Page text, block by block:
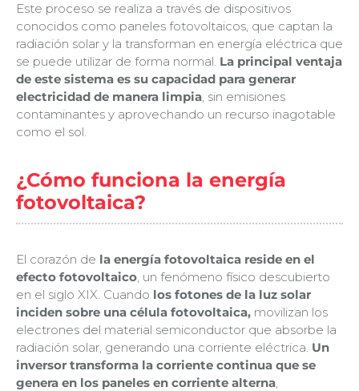
Este proceso se realiza a través de dispositivos
conocidos como paneles fotovoltaicos, que captan la
radiación solar y la transforman en energía eléctrica que
se puede utilizar de forma normal. La principal ventaja
de este sistema es su capacidad para generar
electricidad de manera limpia, sin emisiones
contaminantes y aprovechando un recurso inagotable
como el sol.
¿Cómo funciona la energía
fotovoltaica?
El corazón de la energía fotovoltaica reside en el
efecto fotovoltaico, un fenómeno físico descubierto
en el siglo XIX. Cuando los fotones de la luz solar
inciden sobre una célula fotovoltaica, movilizan los
electrones del material semiconductor que absorbe la
radiación solar, generando una corriente eléctrica. Un
inversor transforma la corriente continua que se
genera en los paneles en corriente alterna,